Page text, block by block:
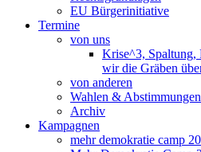
EU Bürgerinitiative
Termine
von uns
Krise^3, Spaltung,
wir die Gräben
von anderen
Wahlen & Abstimmungen
Archiv
Kampagnen
mehr demokratie camp